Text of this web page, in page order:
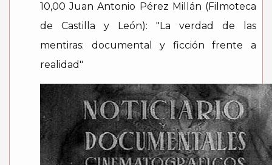
10,00 Juan Antonio Pérez Millán (Filmoteca
de Castilla y León): "La verdad de las
mentiras: documental y ficción frente a
realidad"